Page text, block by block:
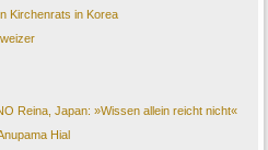
Kirchenrats in Korea
Reina, Japan: »Wissen allein reicht nicht«
Hial